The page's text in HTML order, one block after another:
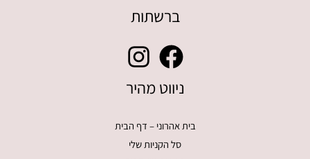
ברשתות
ניווט מהיר
בית אהרוני – דף הבית
סל הקניות שלי